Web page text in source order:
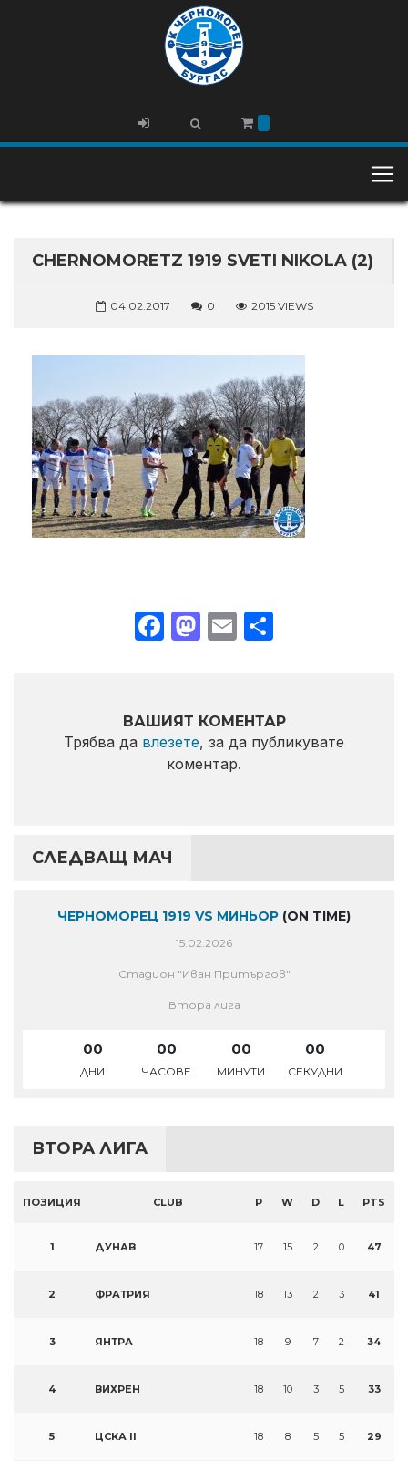
CHERNOMORETZ 1919 SVETI NIKOLA (2)
04.02.2017 0 2015 VIEWS
Facebook
Mastodon
Email
ВАШИЯТ КОМЕНТАР
Трябва да влезете, за да публикувате
коментар.
СЛЕДВАЩ МАЧ
ЧЕРНОМОРЕЦ 1919 VS МИНЬОР (ON TIME)
15.02.2026
Стадион "Иван Притъргов"
Втора лига
00
ДНИ
00
ЧАСОВЕ
00
МИНУТИ
00
СЕКУДНИ
ВТОРА ЛИГА
ПОЗИЦИЯ CLUB P W D L PTS
1 ДУНАВ 17 15 2 0 47
2 ФРАТРИЯ 18 13 2 3 41
3 ЯНТРА 18 9 7 2 34
4 ВИХРЕН 18 10 3 5 33
5 ЦСКА II 18 8 5 5 29